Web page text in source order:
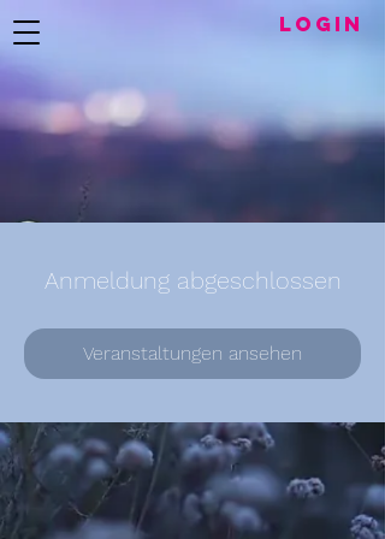
LogIN
Anmeldung abgeschlossen
Veranstaltungen ansehen